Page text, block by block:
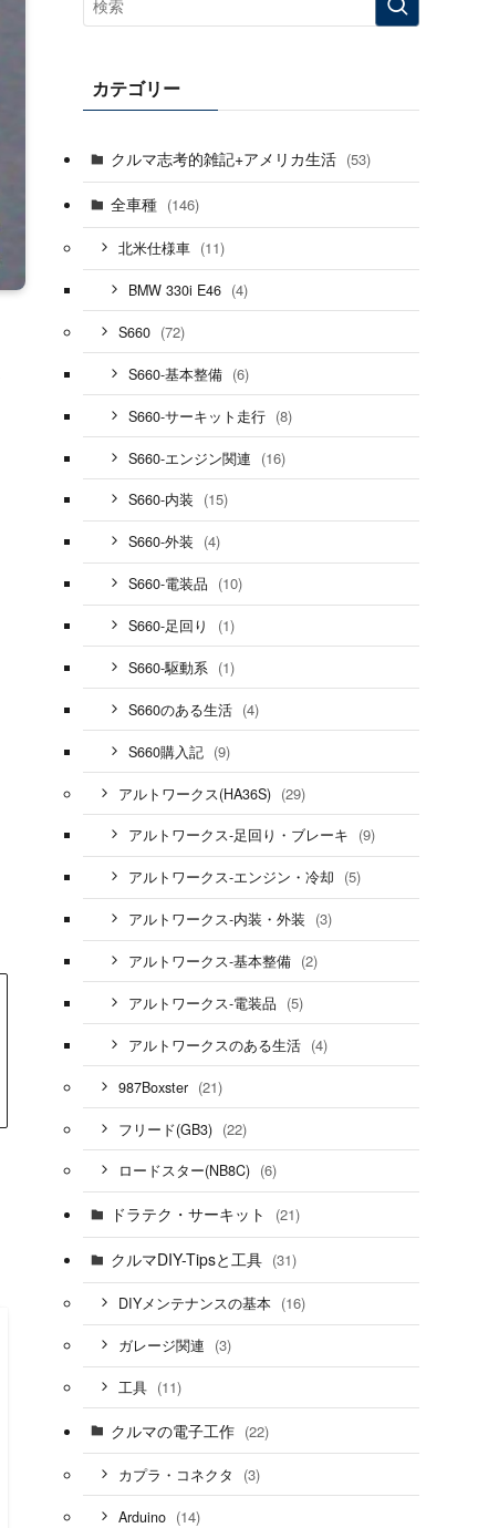
カテゴリー
クルマ志考的雑記+アメリカ生活 (53)
全車種 (146)
北米仕様車 (11)
BMW 330i E46 (4)
S660 (72)
S660-基本整備 (6)
S660-サーキット走行 (8)
S660-エンジン関連 (16)
S660-内装 (15)
S660-外装 (4)
S660-電装品 (10)
S660-足回り (1)
S660-駆動系 (1)
S660のある生活 (4)
S660購入記 (9)
アルトワークス(HA36S) (29)
アルトワークス-足回り・ブレーキ (9)
アルトワークス-エンジン・冷却 (5)
アルトワークス-内装・外装 (3)
アルトワークス-基本整備 (2)
アルトワークス-電装品 (5)
アルトワークスのある生活 (4)
987Boxster (21)
フリード(GB3) (22)
ロードスター(NB8C) (6)
ドラテク・サーキット (21)
クルマDIY-Tipsと工具 (31)
DIYメンテナンスの基本 (16)
ガレージ関連 (3)
工具 (11)
クルマの電子工作 (22)
カプラ・コネクタ (3)
Arduino (14)